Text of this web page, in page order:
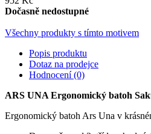
Dočasně nedostupné
Všechny produkty s tímto motivem
Popis produktu
Dotaz na prodejce
Hodnocení (0)
ARS UNA Ergonomický batoh
Ergonomický batoh Ars Una v